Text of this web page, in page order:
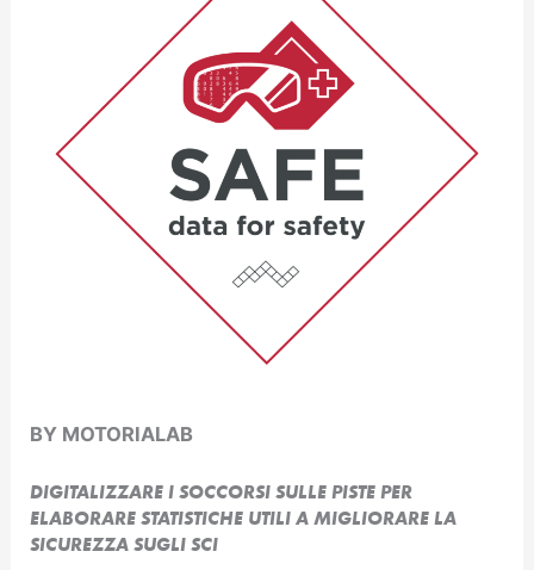
BY MOTORIALAB
DIGITALIZZARE I SOCCORSI SULLE PISTE PER
ELABORARE STATISTICHE UTILI A MIGLIORARE LA
SICUREZZA SUGLI SCI